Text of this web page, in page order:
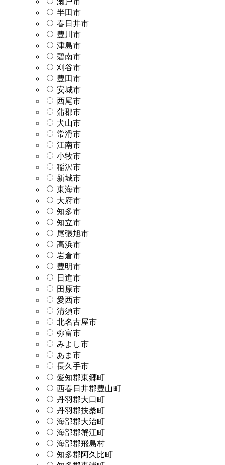
半田市
春日井市
豊川市
津島市
碧南市
刈谷市
豊田市
安城市
西尾市
蒲郡市
犬山市
常滑市
江南市
小牧市
稲沢市
新城市
東海市
大府市
知多市
知立市
尾張旭市
高浜市
岩倉市
豊明市
日進市
田原市
愛西市
清須市
北名古屋市
弥富市
みよし市
あま市
長久手市
愛知郡東郷町
西春日井郡豊山町
丹羽郡大口町
丹羽郡扶桑町
海部郡大治町
海部郡蟹江町
海部郡飛島村
知多郡阿久比町